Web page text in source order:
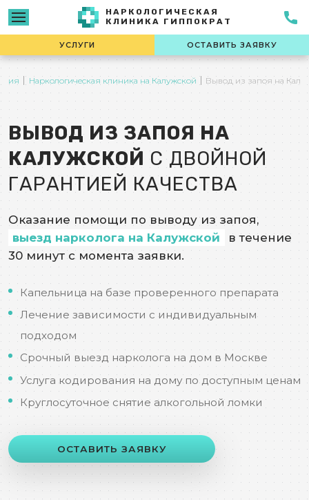
НАРКОЛОГИЧЕСКАЯ
КЛИНИКА ГИППОКРАТ
УСЛУГИ ОСТАВИТЬ ЗАЯВКУ
Наркологическая клиника на Калужской Вывод из запоя на
ВЫВОД ИЗ ЗАПОЯ НА
КАЛУЖСКОЙ С ДВОЙНОЙ
ГАРАНТИЕЙ КАЧЕСТВА
Оказание помощи по выводу из запоя,
выезд нарколога на Калужской
в течение
30 минут с момента заявки.
Капельница на базе проверенного препарата
Лечение зависимости с индивидуальным
подходом
Срочный выезд нарколога на дом в Москве
Услуга кодирования на дому по доступным ценам
Круглосуточное снятие алкогольной ломки
ОСТАВИТЬ ЗАЯВКУ